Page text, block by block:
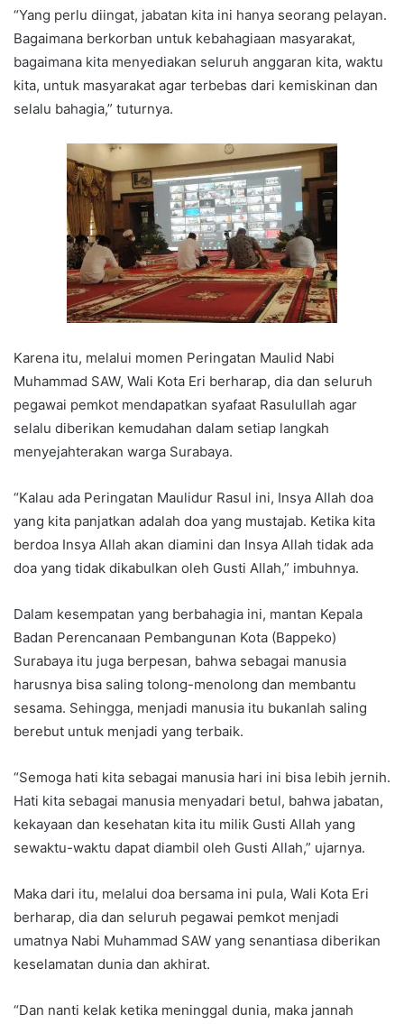
“Yang perlu diingat, jabatan kita ini hanya seorang pelayan.
Bagaimana berkorban untuk kebahagiaan masyarakat,
bagaimana kita menyediakan seluruh anggaran kita, waktu
kita, untuk masyarakat agar terbebas dari kemiskinan dan
selalu bahagia,” tuturnya.
Karena itu, melalui momen Peringatan Maulid Nabi
Muhammad SAW, Wali Kota Eri berharap, dia dan seluruh
pegawai pemkot mendapatkan syafaat Rasulullah agar
selalu diberikan kemudahan dalam setiap langkah
menyejahterakan warga Surabaya.
“Kalau ada Peringatan Maulidur Rasul ini, Insya Allah doa
yang kita panjatkan adalah doa yang mustajab. Ketika kita
berdoa Insya Allah akan diamini dan Insya Allah tidak ada
doa yang tidak dikabulkan oleh Gusti Allah,” imbuhnya.
Dalam kesempatan yang berbahagia ini, mantan Kepala
Badan Perencanaan Pembangunan Kota (Bappeko)
Surabaya itu juga berpesan, bahwa sebagai manusia
harusnya bisa saling tolong-menolong dan membantu
sesama. Sehingga, menjadi manusia itu bukanlah saling
berebut untuk menjadi yang terbaik.
“Semoga hati kita sebagai manusia hari ini bisa lebih jernih.
Hati kita sebagai manusia menyadari betul, bahwa jabatan,
kekayaan dan kesehatan kita itu milik Gusti Allah yang
sewaktu-waktu dapat diambil oleh Gusti Allah,” ujarnya.
Maka dari itu, melalui doa bersama ini pula, Wali Kota Eri
berharap, dia dan seluruh pegawai pemkot menjadi
umatnya Nabi Muhammad SAW yang senantiasa diberikan
keselamatan dunia dan akhirat.
“Dan nanti kelak ketika meninggal dunia, maka jannah